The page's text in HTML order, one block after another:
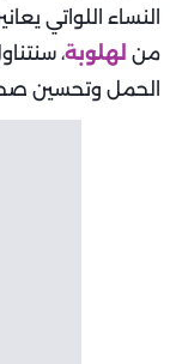
النساء اللواتي
من لهلوبة،
الحمل وتحسين